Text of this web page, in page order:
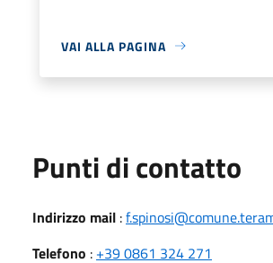
VAI ALLA PAGINA
Punti di contatto
Indirizzo mail :
Telefono : +39 0861 324 271